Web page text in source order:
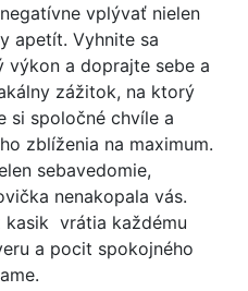
vplývať nielen
apetít. Vyhnite sa
výkon a doprajte sebe a
zážitok, na ktorý
si spoločné chvíle a
zblíženia na maximum.
sebavedomie,
nenakopala vás.
kasik vrátia každému
a pocit spokojného